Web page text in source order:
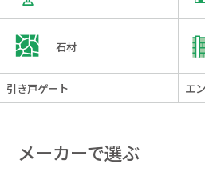
石材
引き戸ゲート エ
メーカーで選ぶ